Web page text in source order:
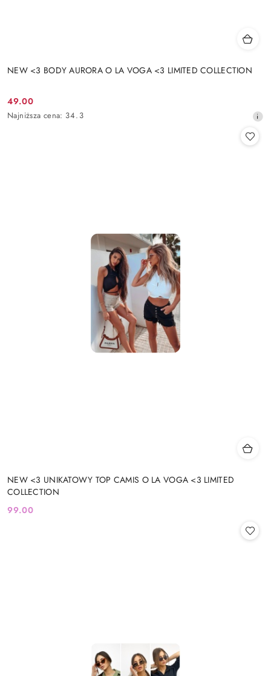
NEW <3 BODY AURORA O LA VOGA <3 LIMITED COLLECTION
Cena
promocyjna:
49.00
Najniższa
Najniższa cena: 34.3
NEW <3 UNIKATOWY TOP CAMIS O LA VOGA <3 LIMITED
COLLECTION
Cena:
99.00